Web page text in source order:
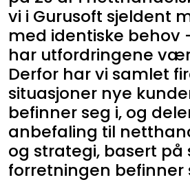
vi i Gurusoft sjeldent
med identiske behov
har utfordringene
Derfor har vi samlet
situasjoner nye
befinner seg i, og
anbefaling til
og strategi, basert på
forretningen befinner